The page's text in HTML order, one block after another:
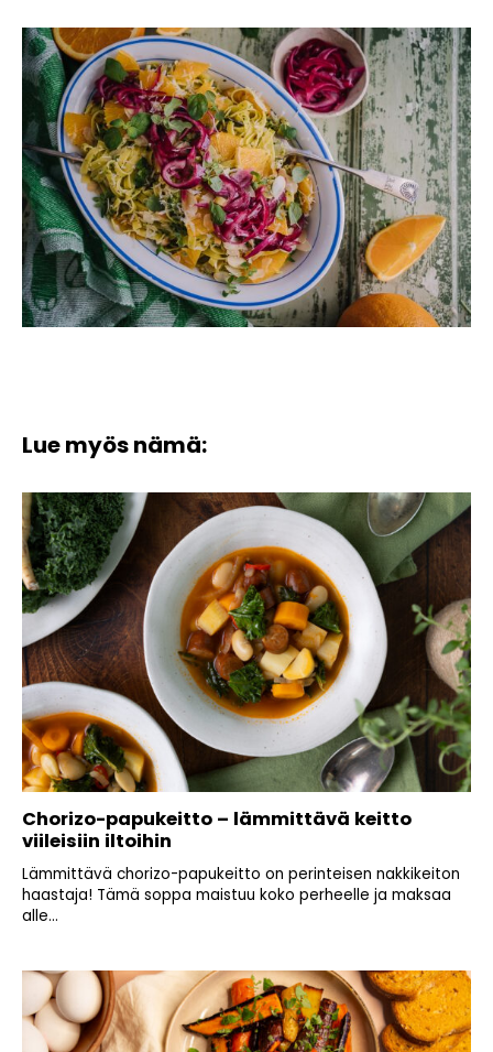
Lue myös nämä:
Chorizo-papukeitto – lämmittävä keitto
viileisiin iltoihin
Lämmittävä chorizo-papukeitto on perinteisen nakkikeiton
haastaja! Tämä soppa maistuu koko perheelle ja maksaa
alle...